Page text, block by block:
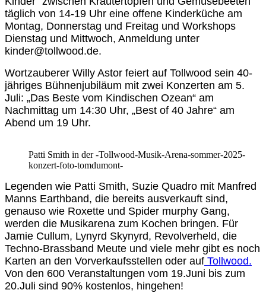
täglich von 14-19 Uhr eine offene Kinderküche am
Montag, Donnerstag und Freitag und Workshops
Dienstag und Mittwoch, Anmeldung unter
kinder@tollwood.de.
Wortzauberer Willy Astor feiert auf Tollwood sein 40-
jähriges Bühnenjubiläum mit zwei Konzerten am 5.
Juli: „Das Beste vom Kindischen Ozean“ am
Nachmittag um 14:30 Uhr, „Best of 40 Jahre“ am
Abend um 19 Uhr.
Patti Smith in der -Tollwood-Musik-Arena-sommer-2025-
konzert-foto-tomdumont-
Legenden wie Patti Smith, Suzie Quadro mit Manfred
Manns Earthband, die bereits ausverkauft sind,
genauso wie Roxette und Spider murphy Gang,
werden die Musikarena zum Kochen bringen. Für
Jamie Cullum, Lynyrd Skynyrd, Revolverheld, die
Techno-Brassband Meute und viele mehr gibt es noch
Karten an den Vorverkaufsstellen oder auf Tollwood.
Von den 600 Veranstaltungen vom 19.Juni bis zum
20.Juli sind 90% kostenlos, hingehen!